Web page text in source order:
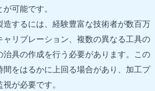
可能です。
造するには、経験豊富な技術者が数百万
ャリブレーション、複数の異なる工具の
具の作成を行う必要があります。この
をはるかに上回る場合があり、加工プ
が必要です。